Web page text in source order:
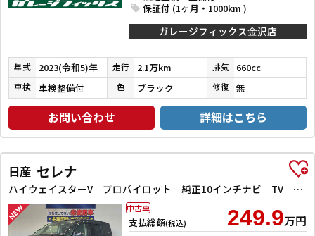
保証付 (1ヶ月・1000km )
ガレージフィックス金沢店
年式 2023(令和5)年 走行 2.1万km 排気 660cc
車検 車検整備付 色 ブラック 修復 無
お問い合わせ 詳細はこちら
日産 セレナ
ハイウェイスターV プロパイロット 純正10インチナビ TV Bluetooth対応 アラウンドビューモニター 両側自動ドア 電子パーキング クルーズコントロール LEDヘッドライト 革巻きステアリング スマートキー
支払総額(税込) 249.9万円
中古車